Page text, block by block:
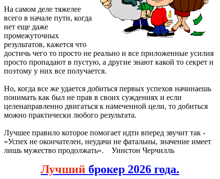
На самом деле тяжелее
всего в начале пути, когда
нет еще даже
промежуточных
результатов, кажется что
достичь чего то просто не реально и все приложенные усилия
просто пропадают в пустую, а другие знают какой то секрет и
поэтому у них все получается.
Но, когда все же удается добиться первых успехов начинаешь
понимать как был не прав в своих суждениях и если
целенаправленно двигаться к намеченной цели, то добиться
можно практически любого результата.
Лучшее правило которое помогает идти вперед звучит так -
«Успех не окончателен, неудачи не фатальны, значение имеет
лишь мужество продолжать». Уинстон Черчилль
Лучший брокер 2026 года.